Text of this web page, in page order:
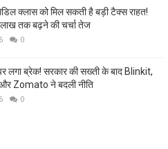
क्लास को मिल सकती है बड़ी टैक्स राहत!
तक बढ़ने की चर्चा तेज
0
लगा ब्रेक! सरकार की सख्ती के बाद Blinkit,
Zomato ने बदली नीति
0